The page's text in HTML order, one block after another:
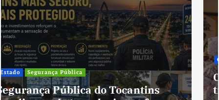
Cultura
Cultura do Tocantins preserva
tradições e fortalece identidade de